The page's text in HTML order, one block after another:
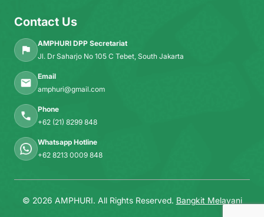
Contact Us
AMPHURI DPP Secretariat
Jl. Dr Saharjo No 105 C Tebet, South Jakarta
Email
amphuri@gmail.com
Phone
+62 (21) 8299 848
Whatsapp Hotline
+62 8213 0009 848
© 2026 AMPHURI. All Rights Reserved. Bangkit Melayani